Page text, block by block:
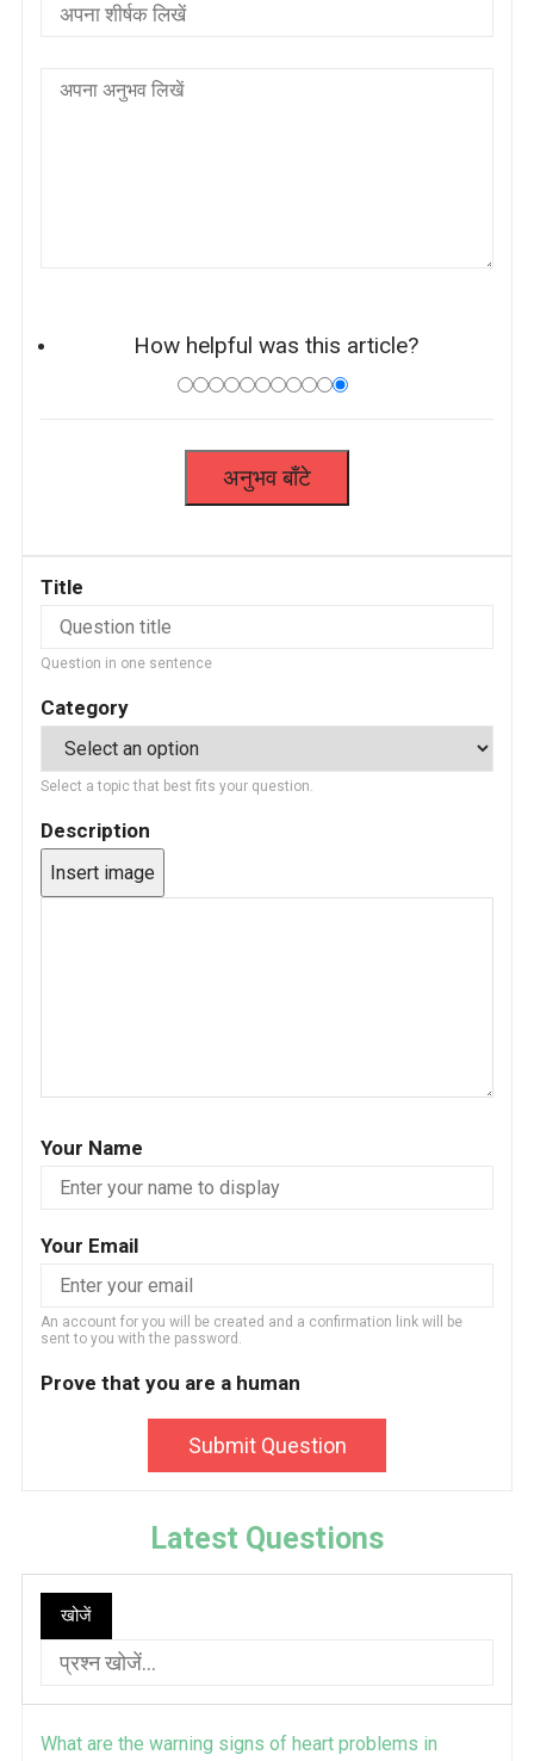
How helpful was this article?
Title
Question in one sentence
Category
Select a topic that best fits your question.
Description
Insert image
Your Name
Your Email
An account for you will be created and a confirmation link will be
sent to you with the password.
Prove that you are a human
Submit Question
Latest Questions
खोजें
What are the warning signs of heart problems in